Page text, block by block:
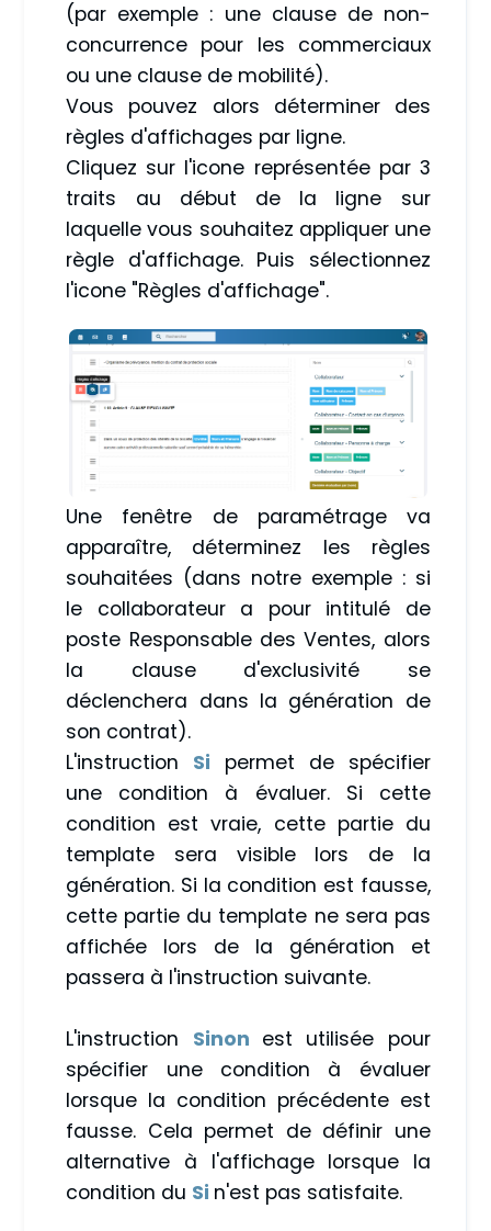
(par exemple : une clause de non-
concurrence pour les commerciaux
ou une clause de mobilité).
Vous pouvez alors déterminer des
règles d'affichages par ligne.
Cliquez sur l'icone représentée par 3
traits au début de la ligne sur
laquelle vous souhaitez appliquer une
règle d'affichage. Puis sélectionnez
l'icone "Règles d'affichage".
Une fenêtre de paramétrage va
apparaître, déterminez les règles
souhaitées (dans notre exemple : si
le collaborateur a pour intitulé de
poste Responsable des Ventes, alors
la clause d'exclusivité se
déclenchera dans la génération de
son contrat).
L'instruction Si permet de spécifier
une condition à évaluer. Si cette
condition est vraie, cette partie du
template sera visible lors de la
génération. Si la condition est fausse,
cette partie du template ne sera pas
affichée lors de la génération et
passera à l'instruction suivante.
L'instruction Sinon est utilisée pour
spécifier une condition à évaluer
lorsque la condition précédente est
fausse. Cela permet de définir une
alternative à l'affichage lorsque la
condition du Si n'est pas satisfaite.